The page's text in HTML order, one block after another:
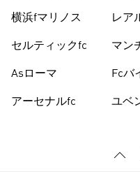
横浜fマリノス
セルティックfc
Asローマ
アーセナルfc
レア
マン
Fcバ
ユベ